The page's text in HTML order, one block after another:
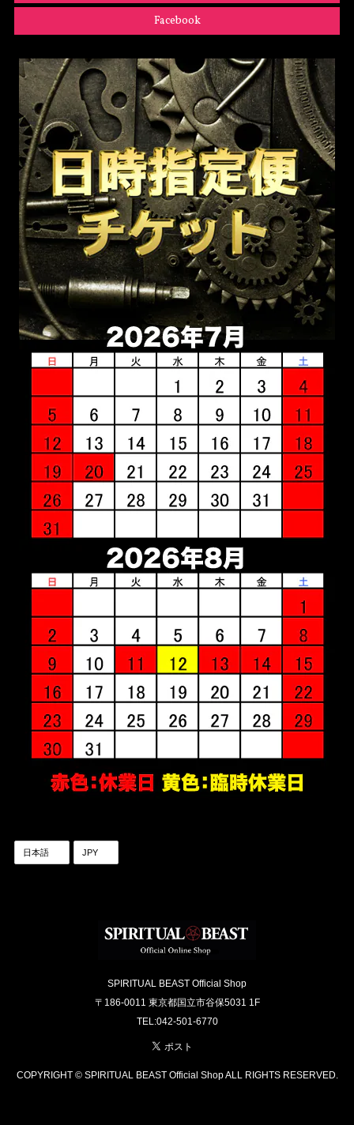
Facebook
SPIRITUAL BEAST Official Shop
〒186-0011 東京都国立市谷保5031 1F
TEL:042-501-6770
COPYRIGHT © SPIRITUAL BEAST Official Shop ALL RIGHTS RESERVED.